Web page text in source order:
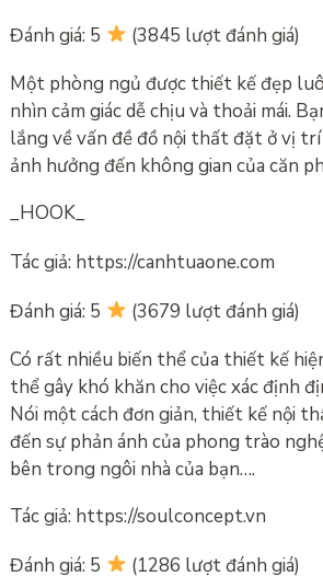
Đánh giá: 5
(3845 lượt đánh giá)
Một phòng ngủ được thiết kế đẹp
nhìn cảm giác dễ chịu và thoải mái.
lắng về vấn đề đồ nội thất đặt ở vị
ảnh hưởng đến không gian của căn
_HOOK_
Tác giả: https://canhtuaone.com
Đánh giá: 5
(3679 lượt đánh giá)
Có rất nhiều biến thể của thiết kế
thể gây khó khăn cho việc xác định
Nói một cách đơn giản, thiết kế nội
đến sự phản ánh của phong trào
bên trong ngôi nhà của bạn….
Tác giả: https://soulconcept.vn
Đánh giá: 5
(1286 lượt đánh giá)